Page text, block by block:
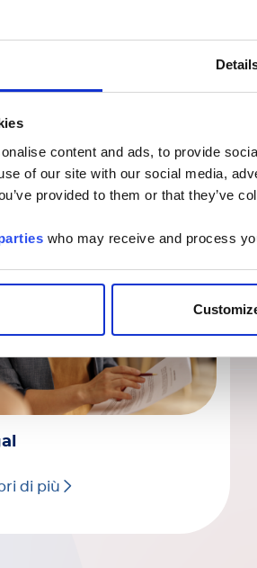
content and ads, to provide
of our site with our social media,
provided to them or that they’ve
who may receive and process
di più
di più